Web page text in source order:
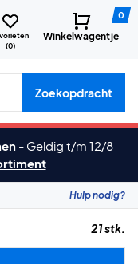
(0)
0
Winkelwagentje
etc.
Zoekopdracht
- Geldig t/m 12/8
Hulp nodig?
21 stk.